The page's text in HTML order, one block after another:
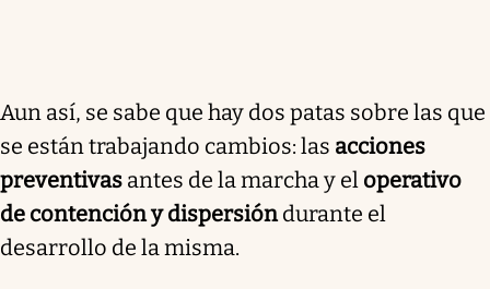
Aun así, se sabe que hay dos patas sobre las que
se están trabajando cambios: las acciones
preventivas antes de la marcha y el operativo
de contención y dispersióndurante el
desarrollo de la misma.